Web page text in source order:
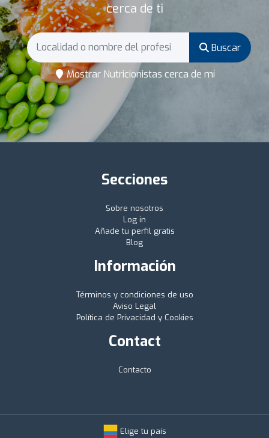
cerca de ti
Buscar
Mostrar Nutricionistas cerca de mí
Secciones
Sobre nosotros
Log in
Añade tu perfil gratis
Blog
Información
Términos y condiciones de uso
Aviso Legal
Política de Privacidad y Cookies
Contact
Contacto
Elige tu país